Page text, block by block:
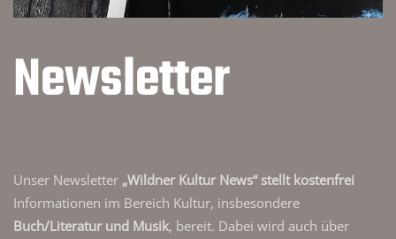
Newsletter
Unser Newsletter „Wildner Kultur News“ stellt kostenfrei
Informationen im Bereich Kultur, insbesondere
Buch/Literatur und Musik, bereit. Dabei wird auch über